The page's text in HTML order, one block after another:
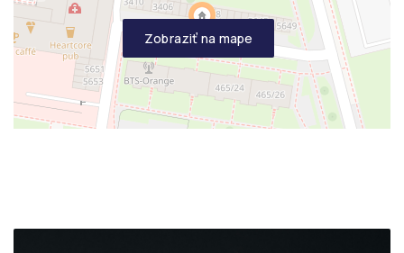
Zobraziť na mape